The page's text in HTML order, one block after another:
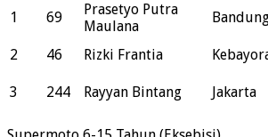
1 69
Prasetyo Putra
Maulana
2
46 Rizki Frantia
3
244 Rayyan Bintang Jakarta